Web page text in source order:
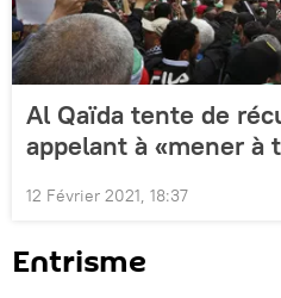
Al Qaïda tente de
appelant à «mener à
12 Février 2021, 18:37
Entrisme